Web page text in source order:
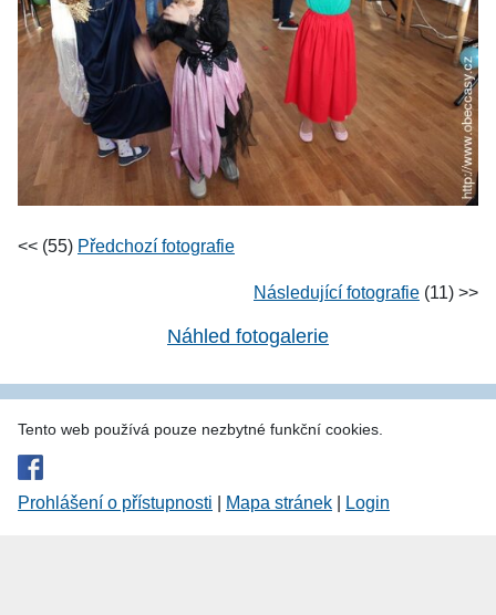
<< (55) Předchozí fotografie
Následující fotografie (11) >>
Náhled fotogalerie
Tento web používá pouze nezbytné funkční cookies.
Prohlášení o přístupnosti Mapa stránek Login